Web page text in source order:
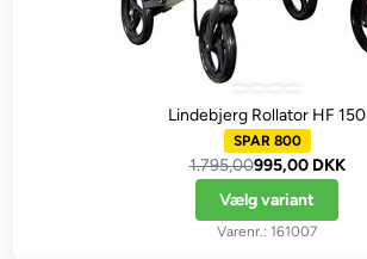
Lindebjerg Rollator HF 150
SPAR 800
1.795,00995,00 DKK
Vælg variant
161007